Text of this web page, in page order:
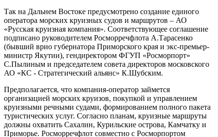
Так на Дальнем Востоке предусмотрено создание единого
оператора морских круизных судов и маршрутов – АО
«Русская круизная компания». Соответствующее соглашение
подписано руководителем Росморречфлота А.Тарасенко
(бывший врио губернатора Приморского края и экс-премьер-
министр Якутии), гендиректором ФГУП «Росморпорт»
С.Пылиным и председателем совета директоров московского
АО «КС - Стратегический альянс» К.Шубским.
Предполагается, что компания-оператор займется
организацией морских круизов, покупкой и управлением
круизными речными судами, формированием полного пакета
туристических услуг. Согласно планам, круизные маршруты
должны охватить Сахалин, Курильские острова, Камчатку и
Приморье. Росморречфлот совместно с Росморпортом